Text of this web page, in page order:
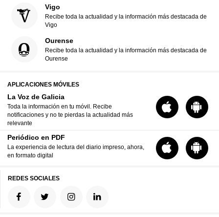
Vigo
Recibe toda la actualidad y la información más destacada de
Vigo
Ourense
Recibe toda la actualidad y la información más destacada de
Ourense
APLICACIONES MÓVILES
La Voz de Galicia
Toda la información en tu móvil. Recibe
notificaciones y no te pierdas la actualidad más
relevante
Periódico en PDF
La experiencia de lectura del diario impreso, ahora,
en formato digital
REDES SOCIALES